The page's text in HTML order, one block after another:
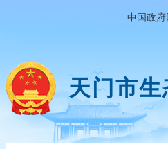
中国政府
天门市